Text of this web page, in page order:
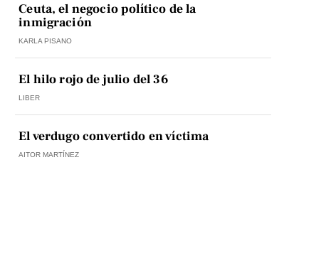
Ceuta, el negocio político de la
inmigración
KARLA PISANO
El hilo rojo de julio del 36
LIBER
El verdugo convertido en víctima
AITOR MARTÍNEZ